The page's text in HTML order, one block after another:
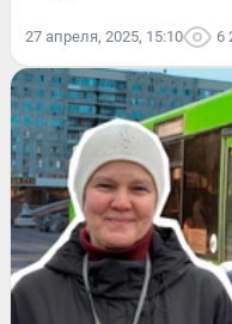
27 апреля, 2025, 15:10 6